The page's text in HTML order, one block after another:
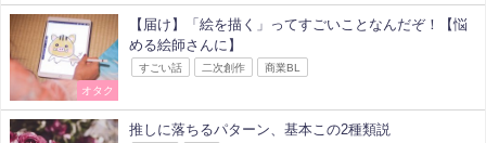
オタク
【届け】「絵を描く」ってすごいことなんだぞ！【悩
める絵師さんに】
すごい話 二次創作 商業BL
推しに落ちるパターン、基本この2種類説